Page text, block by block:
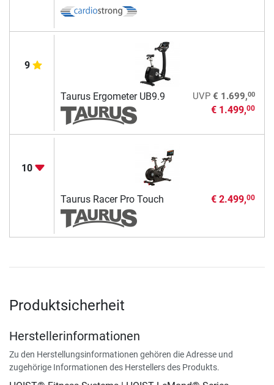
9
Taurus Ergometer UB9.9 UVP € 1.699,00
€ 1.499,00
10
Taurus Racer Pro Touch € 2.499,00
Produktsicherheit
Herstellerinformationen
Zu den Herstellungsinformationen gehören die Adresse und
zugehörige Informationen des Herstellers des Produkts.